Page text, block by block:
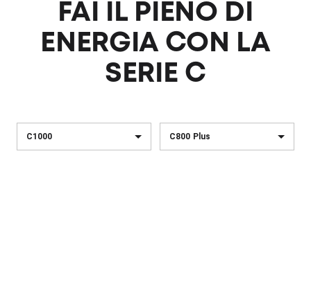
FAI IL PIENO DI
ENERGIA CON LA
SERIE C
C1000 C800 Plus